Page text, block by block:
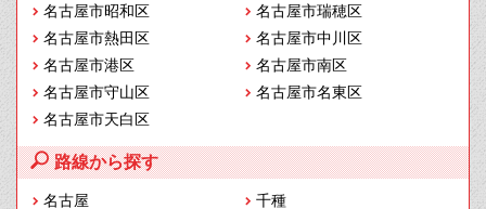
名古屋市昭和区
名古屋市瑞穂区
名古屋市熱田区
名古屋市中川区
名古屋市港区
名古屋市南区
名古屋市守山区
名古屋市名東区
名古屋市天白区
路線から探す
名古屋
千種